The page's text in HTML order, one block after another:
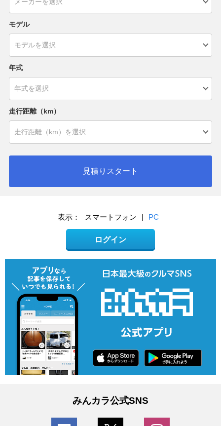
モデル
年式
走行距離（km）
見積りスタート
表示： スマートフォン | PC
ログイン
みんカラ公式SNS